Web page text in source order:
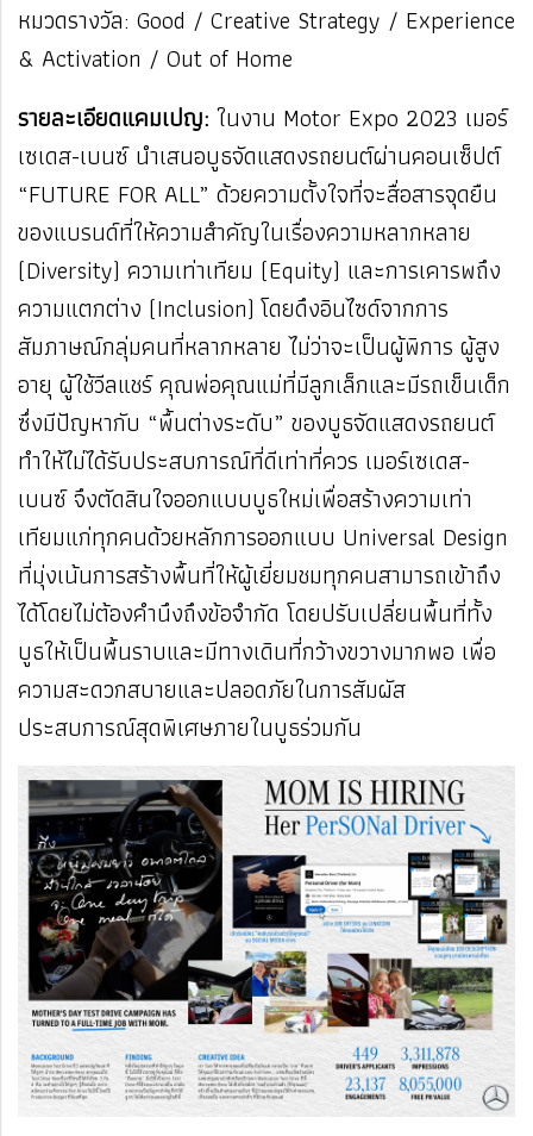
หมวดรางวัล: Good / Creative Strategy / Experience
& Activation / Out of Home
รายละเอียดแคมเปญ: ในงาน Motor Expo 2023 เมอร์
เซเดส-เบนซ์ นำเสนอบูธจัดแสดงรถยนต์ผ่านคอนเซ็ปต์
“FUTURE FOR ALL” ด้วยความตั้งใจที่จะสื่อสารจุดยืน
ของแบรนด์ที่ให้ความสำคัญในเรื่องความหลากหลาย
(Diversity) ความเท่าเทียม (Equity) และการเคารพถึง
ความแตกต่าง (Inclusion) โดยดึงอินไซด์จากการ
สัมภาษณ์กลุ่มคนที่หลากหลาย ไม่ว่าจะเป็นผู้พิการ ผู้สูง
อายุ ผู้ใช้วีลแชร์ คุณพ่อคุณแม่ที่มีลูกเล็กและมีรถเข็นเด็ก
ซึ่งมีปัญหากับ “พื้นต่างระดับ” ของบูธจัดแสดงรถยนต์
ทำให้ไม่ได้รับประสบการณ์ที่ดีเท่าที่ควร เมอร์เซเดส-
เบนซ์ จึงตัดสินใจออกแบบบูธใหม่เพื่อสร้างความเท่า
เทียมแก่ทุกคนด้วยหลักการออกแบบ Universal Design
ที่มุ่งเน้นการสร้างพื้นที่ให้ผู้เยี่ยมชมทุกคนสามารถเข้าถึง
ได้โดยไม่ต้องคำนึงถึงข้อจำกัด โดยปรับเปลี่ยนพื้นที่ทั้ง
บูธให้เป็นพื้นราบและมีทางเดินที่กว้างขวางมากพอ เพื่อ
ความสะดวกสบายและปลอดภัยในการสัมผัส
ประสบการณ์สุดพิเศษภายในบูธร่วมกัน